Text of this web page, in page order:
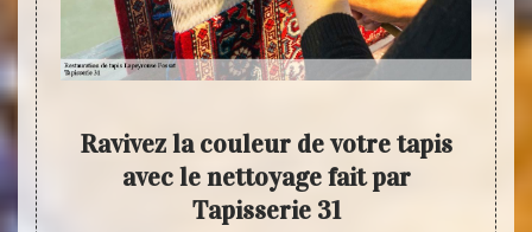
de
Ravivez la couleur de votre tapis
avec le nettoyage fait par
Tapisserie 31